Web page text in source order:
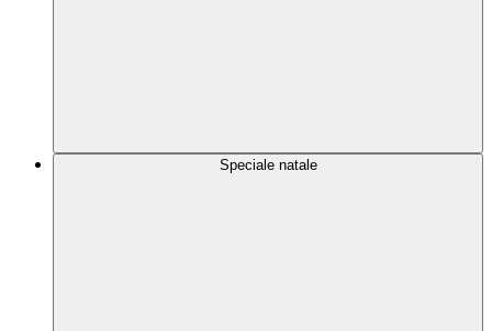
Speciale natale